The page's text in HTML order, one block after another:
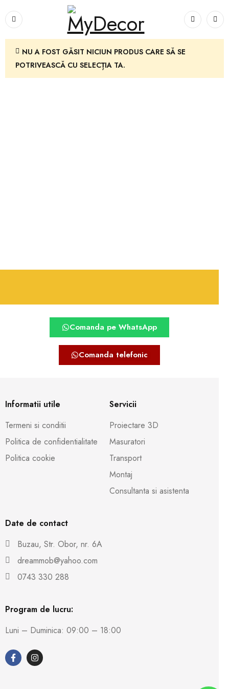
NU A FOST GĂSIT NICIUN PRODUS CARE SĂ SE
POTRIVEASCĂ CU SELECȚIA TA.
Comanda pe WhatsApp
Comanda telefonic
Informatii utile
Termeni si conditii
Politica de confidentialitate
Politica cookie
Servicii
Proiectare 3D
Masuratori
Transport
Montaj
Consultanta si asistenta
Date de contact
Buzau, Str. Obor, nr. 6A
dreammob@yahoo.com
0743 330 288
Program de lucru:
Luni – Duminica: 09:00 – 18:00